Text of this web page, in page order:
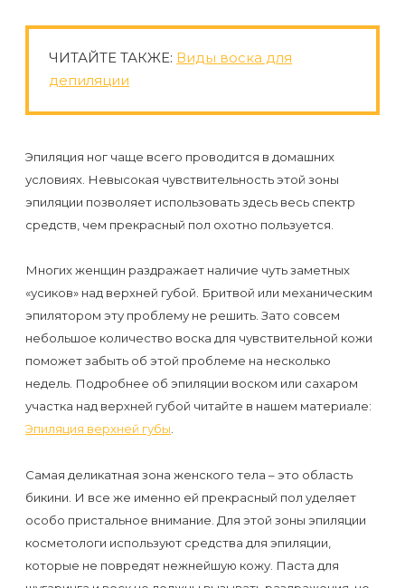
эпиляции
перед
визитом
к
по
уходу
за
после
воском
сахаром
ЧИТАЙТЕ ТАКЖЕ: Виды воска для
депиляции
Эпиляция ног чаще всего проводится в домашних
условиях. Невысокая чувствительность этой зоны
эпиляции позволяет использовать здесь весь спектр
средств, чем прекрасный пол охотно пользуется.
Многих женщин раздражает наличие чуть заметных
«усиков» над верхней губой. Бритвой или механическим
эпилятором эту проблему не решить. Зато совсем
небольшое количество воска для чувствительной кожи
поможет забыть об этой проблеме на несколько
недель. Подробнее об эпиляции воском или сахаром
участка над верхней губой читайте в нашем материале:
Эпиляция верхней губы.
Самая деликатная зона женского тела – это область
бикини. И все же именно ей прекрасный пол уделяет
особо пристальное внимание. Для этой зоны эпиляции
косметологи используют средства для эпиляции,
которые не повредят нежнейшую кожу. Паста для